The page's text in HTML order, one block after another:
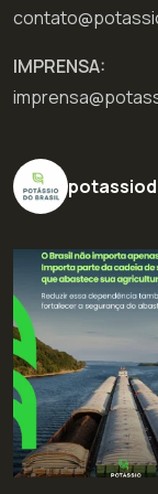
IMPRENSA: